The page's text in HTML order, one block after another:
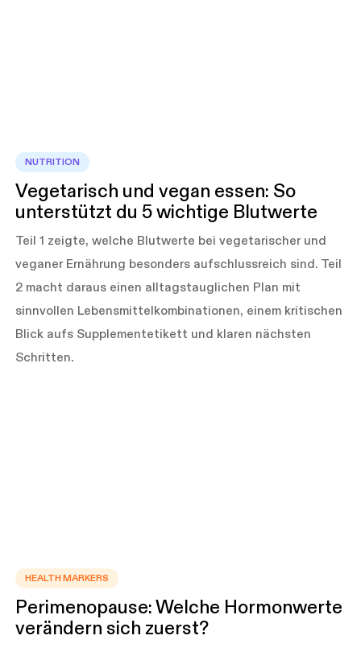
NUTRITION
Vegetarisch und vegan essen: So
unterstützt du 5 wichtige Blutwerte
Teil 1 zeigte, welche Blutwerte bei vegetarischer und
veganer Ernährung besonders aufschlussreich sind. Teil
2 macht daraus einen alltagstauglichen Plan mit
sinnvollen Lebensmittelkombinationen, einem kritischen
Blick aufs Supplementetikett und klaren nächsten
Schritten.
HEALTH MARKERS
Perimenopause: Welche Hormonwerte
verändern sich zuerst?